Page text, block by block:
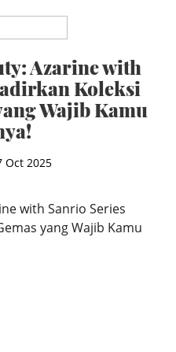
Azarine with
Koleksi
Wajib Kamu
Oct 2025